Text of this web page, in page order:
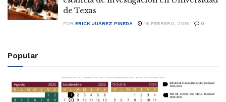
de Texas
POR ERICK JUÁREZ PINEDA 16 FEBRERO, 2015 0
Popular